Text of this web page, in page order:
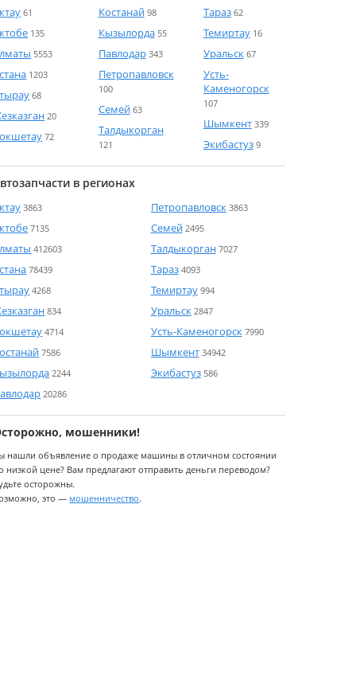
61
135
5553
1203
68
20
72
Костанай 98
Кызылорда 55
Павлодар 343
Петропавловск
100
Семей 63
Талдыкорган
121
Тараз 62
Темиртау 16
Уральск 67
Усть-
Каменогорск
107
Шымкент 339
Экибастуз 9
в регионах
3863
7135
412603
78439
4268
834
4714
7586
2244
20286
Петропавловск 3863
Семей 2495
Талдыкорган 7027
Тараз 4093
Темиртау 994
Уральск 2847
Усть-Каменогорск 7990
Шымкент 34942
Экибастуз 586
мошенники!
нашли объявление о продаже машины в отличном состоянии
низкой цене? Вам предлагают отправить деньги переводом?
осторожны.
это — мошенничество.